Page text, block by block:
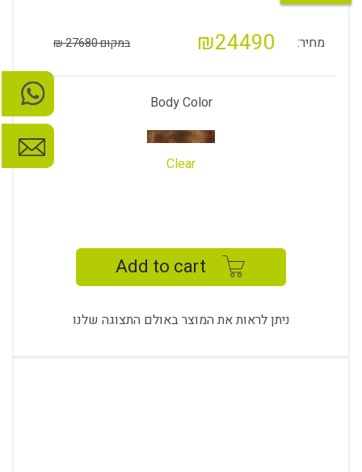
מחיר: ₪24490 במקום 27680 ₪
Body Color
Clear
Add to cart
ניתן לראות את המוצר באולם התצוגה שלנו